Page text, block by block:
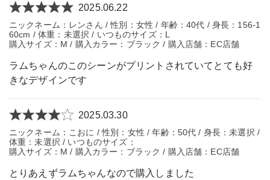
2025.06.22
ニックネーム：レンさん / 性別：女性 / 年齢：40代 / 身長：156-1
60cm / 体重：未選択 / いつものサイズ：L
購入サイズ：M / 購入カラー：ブラック / 購入店舗：EC店舗
ラムちゃんのこのシーンがプリントされていてとても好
きなデザインです
2025.03.30
ニックネーム：こおに / 性別：女性 / 年齢：50代 / 身長：未選択 /
体重：未選択 / いつものサイズ：
購入サイズ：M / 購入カラー：ブラック / 購入店舗：EC店舗
とりあえずラムちゃんなので購入しました